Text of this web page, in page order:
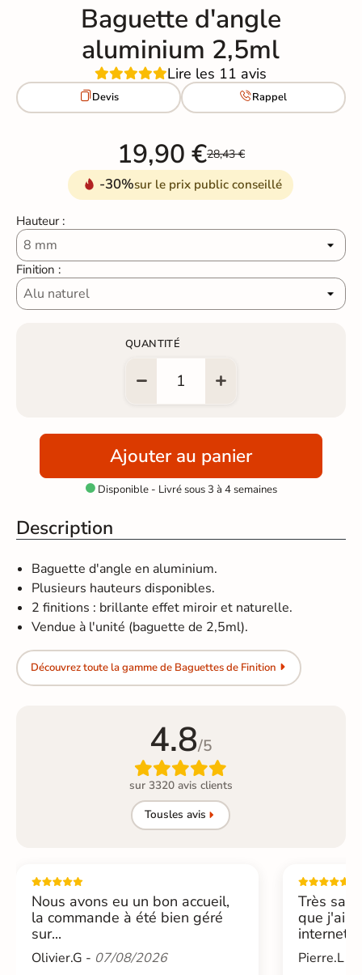
Baguette d'angle
aluminium 2,5ml
Lire les 11 avis
Devis Rappel
19,90 €28,43 €
-30%sur le prix public conseillé
Hauteur :
Finition :
QUANTITÉ
Ajouter au panier
Disponible - Livré sous 3 à 4 semaines
Description
Baguette d'angle en aluminium.
Plusieurs hauteurs disponibles.
2 finitions : brillante effet miroir et naturelle.
Vendue à l'unité (baguette de 2,5ml).
Découvrez toute la gamme de Baguettes de Finition
4.8/5

sur 3320 avis clients
Tousles avis
Nous avons eu un bon accueil,
la commande à été bien géré
sur...
Olivier.G - 07/08/2026
Très
que j'ai
internet....
Pierre.L -